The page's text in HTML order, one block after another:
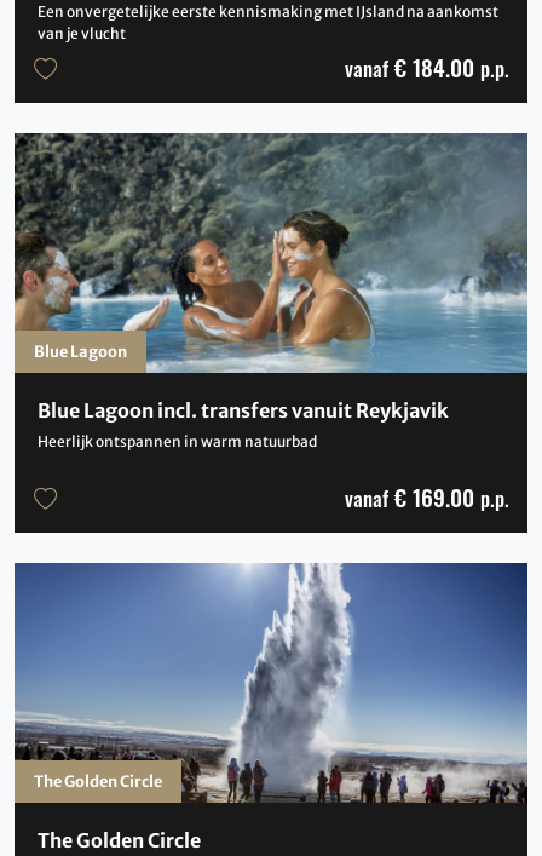
Een onvergetelijke eerste kennismaking met IJsland na aankomst
van je vlucht
vanaf € 184.00 p.p.
Blue Lagoon incl. transfers vanuit Reykjavik
Heerlijk ontspannen in warm natuurbad
vanaf € 169.00 p.p.
Blue Lagoon
The Golden Circle
The Golden Circle